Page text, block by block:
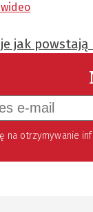
jak
środków komunikacji elektronicznej w szczególności poczty elektronicznej zgodnie z przepisem art.